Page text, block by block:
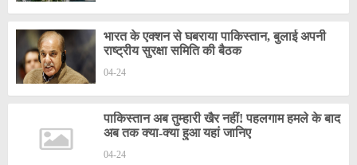
भारत के एक्शन से घबराया पाकिस्तान, बुलाई अपनी
राष्ट्रीय सुरक्षा समिति की बैठक
04-24
पाकिस्तान अब तुम्हारी खैर नहीं! पहलगाम हमले के बाद
अब तक क्या-क्या हुआ यहां जानिए
04-24